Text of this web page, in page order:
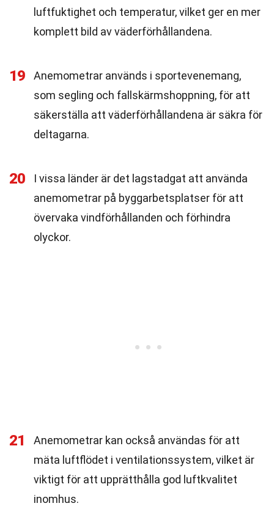
luftfuktighet och temperatur, vilket ger en mer
komplett bild av väderförhållandena.
19
Anemometrar används i sportevenemang,
som segling och fallskärmshoppning, för att
säkerställa att väderförhållandena är säkra för
deltagarna.
20
I vissa länder är det lagstadgat att använda
anemometrar på byggarbetsplatser för att
övervaka vindförhållanden och förhindra
olyckor.
21
Anemometrar kan också användas för att
mäta luftflödet i ventilationssystem, vilket är
viktigt för att upprätthålla god luftkvalitet
inomhus.